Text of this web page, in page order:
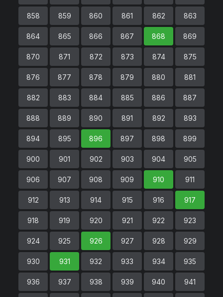
858 859 860 861 862 863
864 865 866 867 868 869
870 871 872 873 874 875
876 877 878 879 880 881
882 883 884 885 886 887
888 889 890 891 892 893
894 895 896 897 898 899
900 901 902 903 904 905
906 907 908 909 910 911
912 913 914 915 916 917
918 919 920 921 922 923
924 925 926 927 928 929
930 931 932 933 934 935
936 937 938 939 940 941